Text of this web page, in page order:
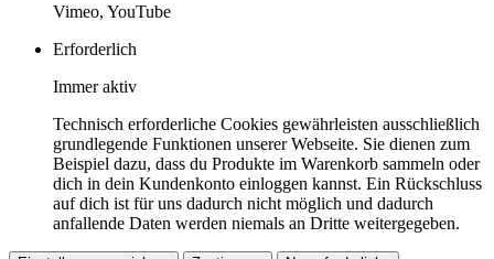
Vimeo, YouTube
Erforderlich
Immer aktiv
Technisch erforderliche Cookies gewährleisten ausschließlich
grundlegende Funktionen unserer Webseite. Sie dienen zum
Beispiel dazu, dass du Produkte im Warenkorb sammeln oder
dich in dein Kundenkonto einloggen kannst. Ein Rückschluss
auf dich ist für uns dadurch nicht möglich und dadurch
anfallende Daten werden niemals an Dritte weitergegeben.